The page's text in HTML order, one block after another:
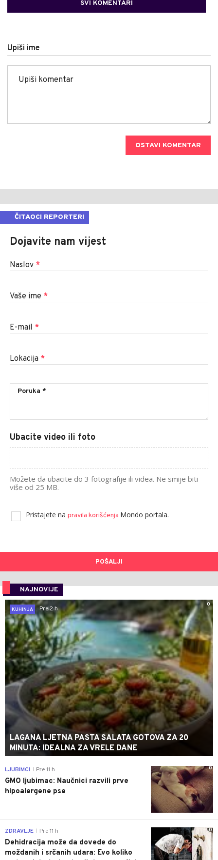
SVI KOMENTARI
Upiši ime
OSTAVI KOMENTAR
ČITAOCI REPORTERI
Dojavite nam vijest
Naslov *
Vaše ime *
E-mail *
Lokacija *
Ubacite video ili foto
Možete da ubacite do 3 fotografije ili videa. Ne smije biti
više od 25 MB.
Pristajete na pravila korišćenja Mondo portala.
POŠALJI
NAJNOVIJE
0
KUHINJA
Pre 2 h
LAGANA LJETNA PASTA SALATA GOTOVA ZA 20
MINUTA: IDEALNA ZA VRELE DANE
0
LJUBIMCI Pre 11 h
GMO ljubimac: Naučnici razvili prve
hipoalergene pse
0
ZDRAVLJE Pre 11 h
Dehidracija može da dovede do
moždanih i srčanih udara: Evo koliko